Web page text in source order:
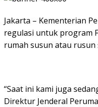
Jakarta – Kementerian
regulasi untuk program
rumah susun atau rusun
“Saat ini kami juga
Direktur Jenderal